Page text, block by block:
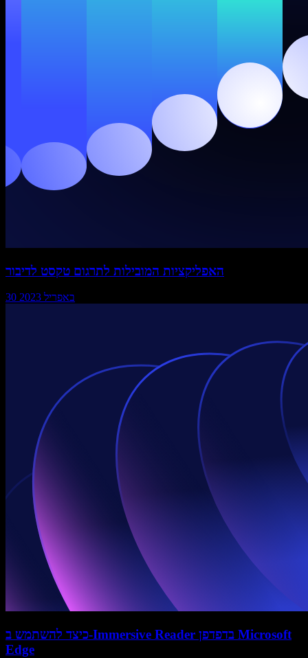
האפליקציות המובילות לתרגום טקסט לדיבור
30 באפריל 2023
כיצד להשתמש ב-Immersive Reader בדפדפן Microsoft
Edge